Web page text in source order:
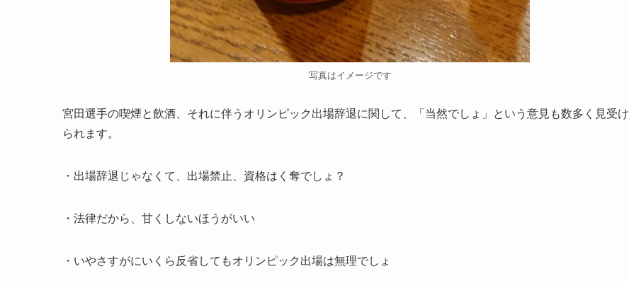
写真はイメージです
宮田選手の喫煙と飲酒、それに伴うオリンピック出場辞退に関して、「当然でしょ」という意見も数多く見受け
られます。
・出場辞退じゃなくて、出場禁止、資格はく奪でしょ？
・法律だから、甘くしないほうがいい
・いやさすがにいくら反省してもオリンピック出場は無理でしょ